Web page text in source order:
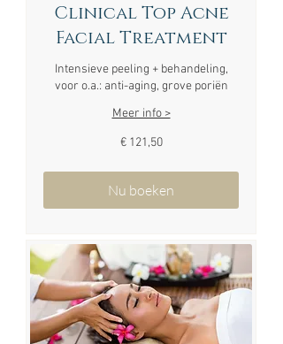
Clinical Top Acne
Facial Treatment
Intensieve peeling + behandeling,
voor o.a.: anti-aging, grove poriën
Meer info >
€ 121,50
Nu boeken